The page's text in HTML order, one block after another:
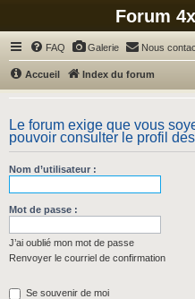
Forum
FAQ Galerie Nous
Accueil Index du forum
Le forum exige que vous
pouvoir consulter le profil
Nom d’utilisateur :
Mot de passe :
J’ai oublié mon mot de passe
Renvoyer le courriel de confirmation
Se souvenir de moi